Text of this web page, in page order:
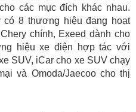
các mục đích khác nhau.
có 8 thương hiệu đang hoạt
chính, Exeed dành cho
hiệu xe điện hợp tác với
SUV, iCar cho xe SUV chạy
và Omoda/Jaecoo cho thị